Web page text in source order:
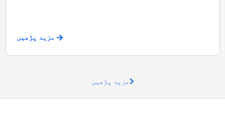
مزید پڑھیں
مزید پڑھیں